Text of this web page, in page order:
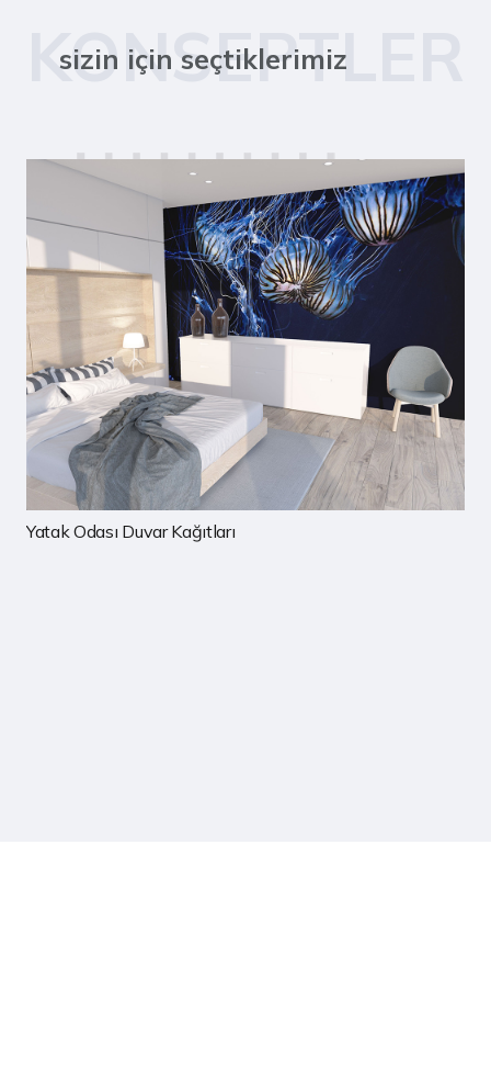
KONSEPTLER
sizin için seçtiklerimiz
Yatak Odası Duvar Kağıtları